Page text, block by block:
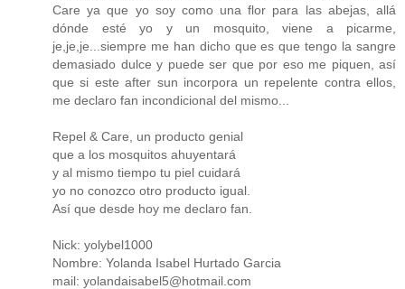
Care ya que yo soy como una flor para las abejas, allá
dónde esté yo y un mosquito, viene a picarme,
je,je,je...siempre me han dicho que es que tengo la sangre
demasiado dulce y puede ser que por eso me piquen, así
que si este after sun incorpora un repelente contra ellos,
me declaro fan incondicional del mismo...
Repel & Care, un producto genial
que a los mosquitos ahuyentará
y al mismo tiempo tu piel cuidará
yo no conozco otro producto igual.
Así que desde hoy me declaro fan.
Nick: yolybel1000
Nombre: Yolanda Isabel Hurtado Garcia
mail: yolandaisabel5@hotmail.com